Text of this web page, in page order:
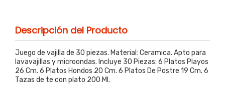
Descripción del Producto
Juego de vajilla de 30 piezas. Material: Ceramica. Apto para
lavavajillas y microondas. Incluye 30 Piezas: 6 Platos Playos
26 Cm. 6 Platos Hondos 20 Cm. 6 Platos De Postre 19 Cm. 6
Tazas de te con plato 200 Ml.